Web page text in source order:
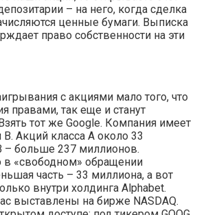
– на него, когда сделка
ценные бумаги. Выписка
право собственности на эти
с акциями мало того, что
правами, так еще и станут
тот же Google. Компания имеет
Акций класса A около 33
– больше 237 миллионов.
в «свободном» обращении
часть – 33 миллиона, а вот
внутри холдинга Alphabet.
выставлены на бирже NASDAQ.